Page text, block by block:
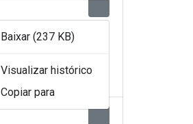
Baixar (237 KB)
Visualizar histórico
Copiar para